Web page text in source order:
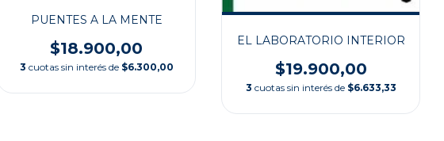
PUENTES A LA MENTE
$18.900,00
3 cuotas sin interés de $6.300,00
EL LABORATORIO INTERIOR
$19.900,00
3 cuotas sin interés de $6.633,33